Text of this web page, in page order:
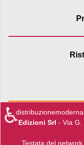
Edizioni Srl - Via G.
Testata del network